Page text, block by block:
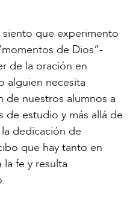
que experimento
de Dios”-
de la oración en
alguien necesita
de nuestros alumnos a
de estudio y más allá de
dedicación de
que hay tanto en
fe y resulta